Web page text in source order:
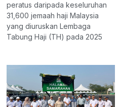
peratus daripada keseluruhan
31,600 jemaah haji Malaysia
yang diuruskan Lembaga
Tabung Haji (TH) pada 2025